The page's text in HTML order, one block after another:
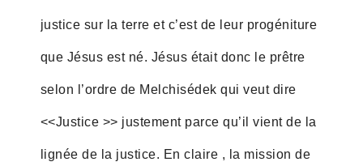
justice sur la terre et c’est de leur progéniture
que Jésus est né. Jésus était donc le prêtre
selon l’ordre de Melchisédek qui veut dire
<<Justice >> justement parce qu’il vient de la
lignée de la justice. En claire , la mission de